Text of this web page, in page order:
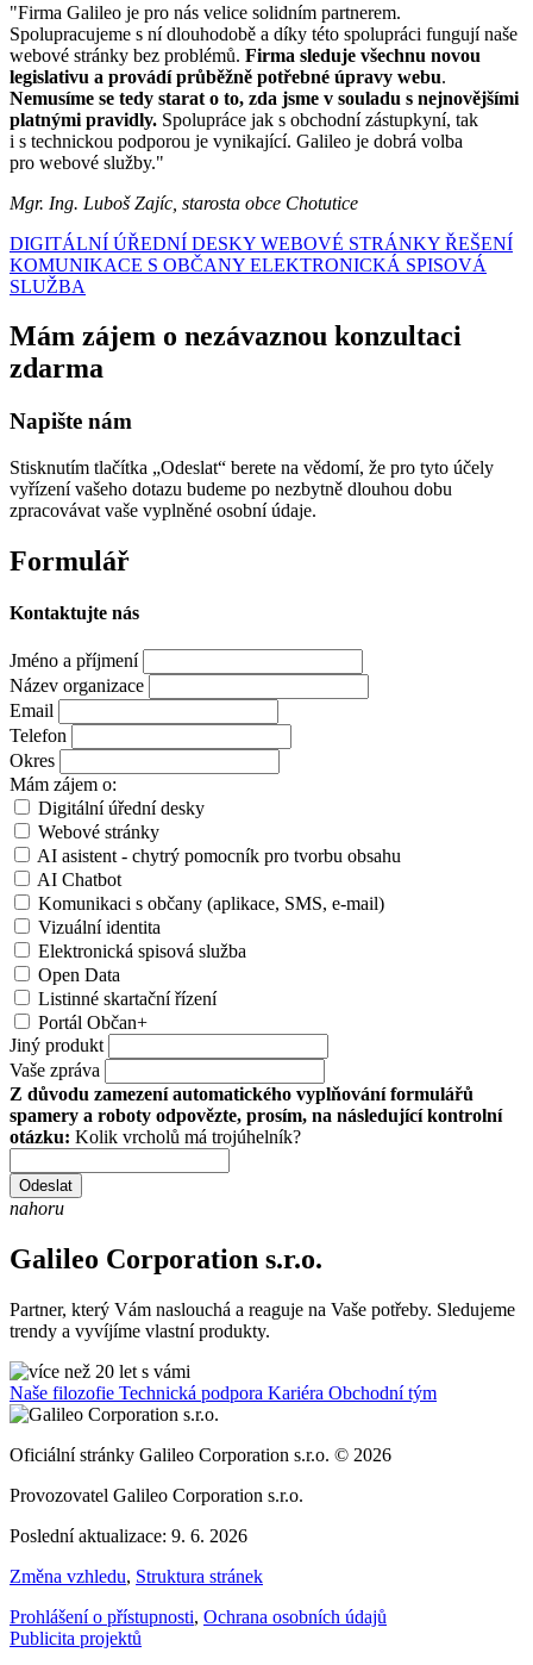
"Firma Galileo je pro nás velice solidním partnerem.
Spolupracujeme s ní dlouhodobě a díky této spolupráci fungují naše
webové stránky bez problémů. Firma sleduje všechnu novou
legislativu a provádí průběžně potřebné úpravy webu.
Nemusíme se tedy starat o to, zda jsme v souladu s nejnovějšími
platnými pravidly. Spolupráce jak s obchodní zástupkyní, tak
i s technickou podporou je vynikající. Galileo je dobrá volba
pro webové služby."
Mgr. Ing. Luboš Zajíc, starosta obce Chotutice
DIGITÁLNÍ ÚŘEDNÍ DESKY WEBOVÉ STRÁNKY ŘEŠENÍ
KOMUNIKACE S OBČANY ELEKTRONICKÁ SPISOVÁ
SLUŽBA
Mám zájem o nezávaznou konzultaci
zdarma
Napište nám
Stisknutím tlačítka „Odeslat“ berete na vědomí, že pro tyto účely
vyřízení vašeho dotazu budeme po nezbytně dlouhou dobu
zpracovávat vaše vyplněné osobní údaje.
Formulář
Kontaktujte nás
Jméno a příjmení
Název organizace
Email
Telefon
Okres
Mám zájem o:
Digitální úřední desky
Webové stránky
AI asistent - chytrý pomocník pro tvorbu obsahu
AI Chatbot
Komunikaci s občany (aplikace, SMS, e-mail)
Vizuální identita
Elektronická spisová služba
Open Data
Listinné skartační řízení
Portál Občan+
Jiný produkt
Vaše zpráva
Z důvodu zamezení automatického vyplňování formulářů
spamery a roboty odpovězte, prosím, na následující kontrolní
otázku: Kolik vrcholů má trojúhelník?
Odeslat
nahoru
Galileo Corporation s.r.o.
Partner, který Vám naslouchá a reaguje na Vaše potřeby. Sledujeme
trendy a vyvíjíme vlastní produkty.
Naše filozofie Technická podpora Kariéra Obchodní tým
Oficiální stránky Galileo Corporation s.r.o. © 2026
Provozovatel Galileo Corporation s.r.o.
Poslední aktualizace: 9. 6. 2026
Změna vzhledu, Struktura stránek
Prohlášení o přístupnosti, Ochrana osobních údajů
Publicita projektů